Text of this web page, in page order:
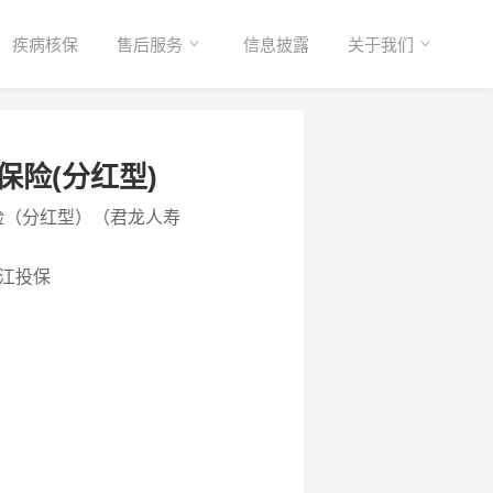
疾病核保 售后服务 信息披露 关于我们
险(分红型)
分红型）（君龙人寿
投保